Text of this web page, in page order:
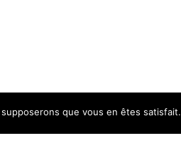
que vous en êtes satisfait.